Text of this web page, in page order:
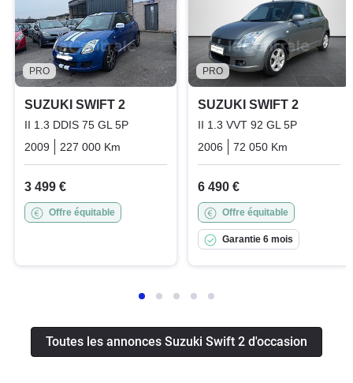
PRO
SUZUKI SWIFT 2
II 1.3 DDIS 75 GL 5P
2009
227 000 Km Diesel
3 499 €
Offre équitable
PRO
SUZUKI SWIFT 2
II 1.3 VVT 92 GL 5P
2006
72 050 Km
6 490 €
Offre équitable
Garantie 6 mois
Toutes les annonces Suzuki Swift 2 d'occasion